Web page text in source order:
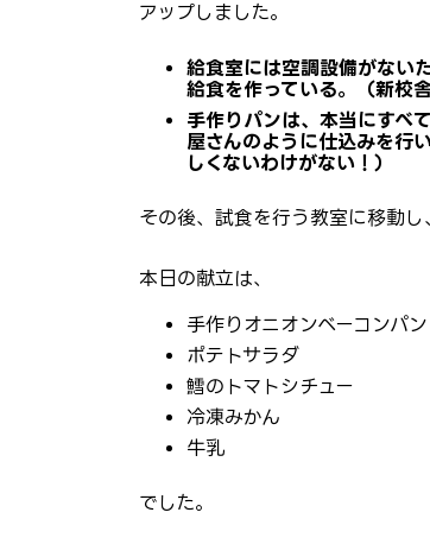
アップしました。
給食室には空調設備がない
給食を作っている。（新校
手作りパンは、本当にすべ
屋さんのように仕込みを行
しくないわけがない！）
その後、試食を行う教室に移動し
本日の献立は、
手作りオニオンベーコンパン
ポテトサラダ
鱈のトマトシチュー
冷凍みかん
牛乳
でした。